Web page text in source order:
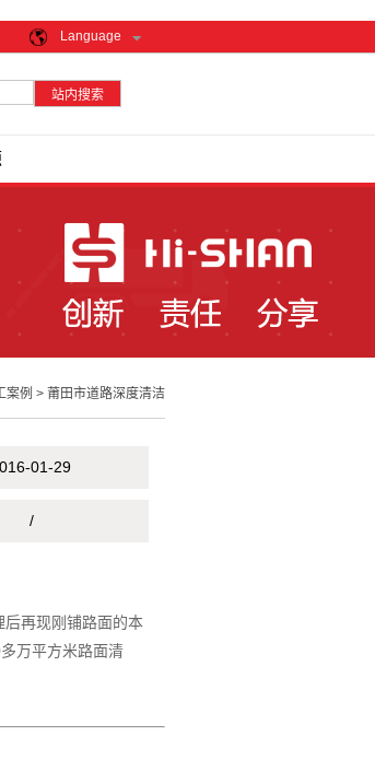
Language
案例 > 莆田市道路深度清洁
01-29
/
再现刚铺路面的本
万平方米路面清